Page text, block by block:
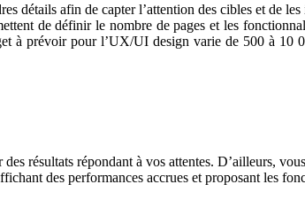
détails afin de capter l’attention des cibles et de
de définir le nombre de pages et les
à prévoir pour l’UX/UI design varie de 500 à 10
résultats répondant à vos attentes. D’ailleurs,
des performances accrues et proposant les